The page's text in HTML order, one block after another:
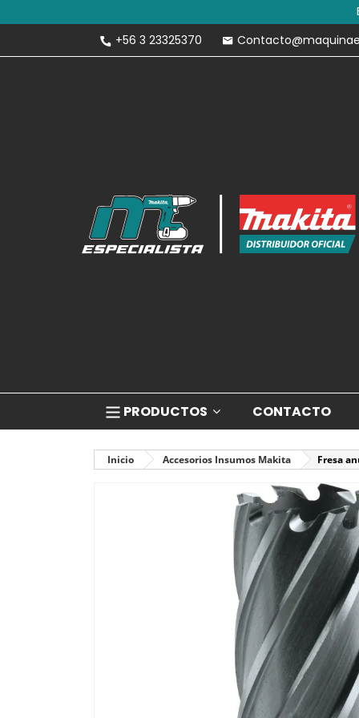
Envíos
+56 3 23325370
PRODUCTOS CONTACTO
Inicio Accesorios Insumos Makita Fresa